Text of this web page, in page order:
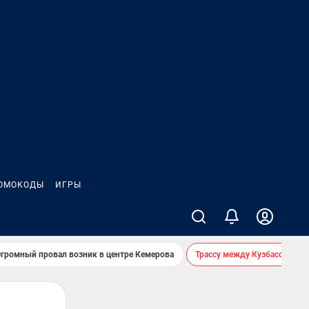
ИГРЫ
провал возник в центре Кемерова Трассу между Кузбассом и